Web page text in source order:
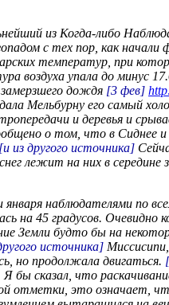
из Когда-либо
с тех пор, как начали
температур, при
воздуха упала до минус
дождя [3 фев]
Мельбурну его самый
и деревья и
о том, что в Сиднее и
[и из другого источника]
лежит на них в середине
января наблюдателями по
на 45 градусов. Очевидно
Земли будто бы на
источника]
но продолжала двигаться.
бы сказал, что
отметки, это означает,